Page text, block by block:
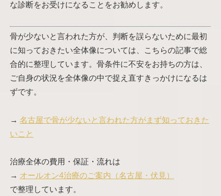
な診断をお受けになることをお勧めします。
骨が少ないと言われた方が、判断を誤らないために最初
に知っておきたい全体像については、こちらの記事で総
合的に整理しています。骨条件に不安をお持ちの方は、
ご自身の状況を全体像の中で捉え直すきっかけになるは
ずです。
→ 名古屋で骨が少ないと言われた方がまず知っておきた
いこと
治療全体の費用・保証・流れは
→ オールオン4治療のご案内（名古屋・伏見）
で整理しています。